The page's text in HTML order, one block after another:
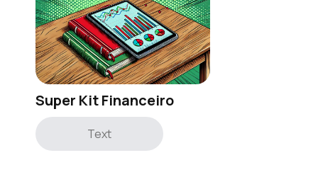
Super Kit Financeiro
Text